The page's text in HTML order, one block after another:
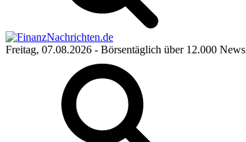
Freitag, 07.08.2026 - Börsentäglich über 12.000 News